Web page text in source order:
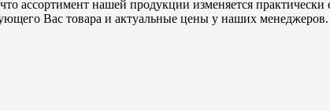
ассортимент нашей продукции изменяется практически
Вас товара и актуальные цены у наших менеджеров.